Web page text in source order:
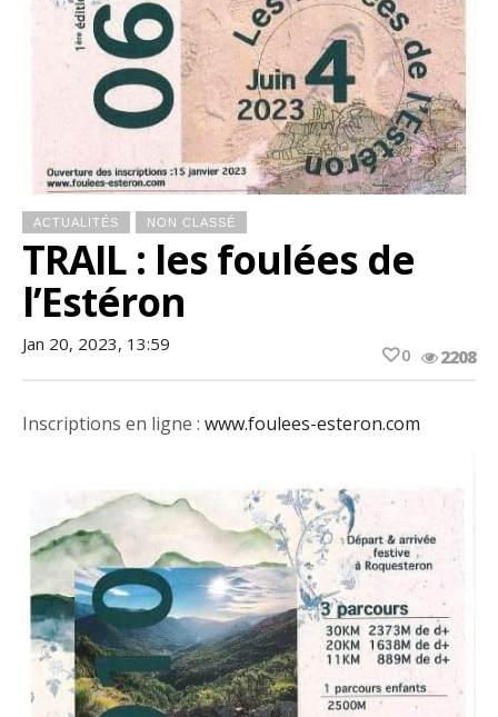
ACTUALITÉS NON CLASSÉ
TRAIL : les foulées de
l’Estéron
Jan 20, 2023, 13:59
2208
0
Inscriptions en ligne : www.foulees-esteron.com